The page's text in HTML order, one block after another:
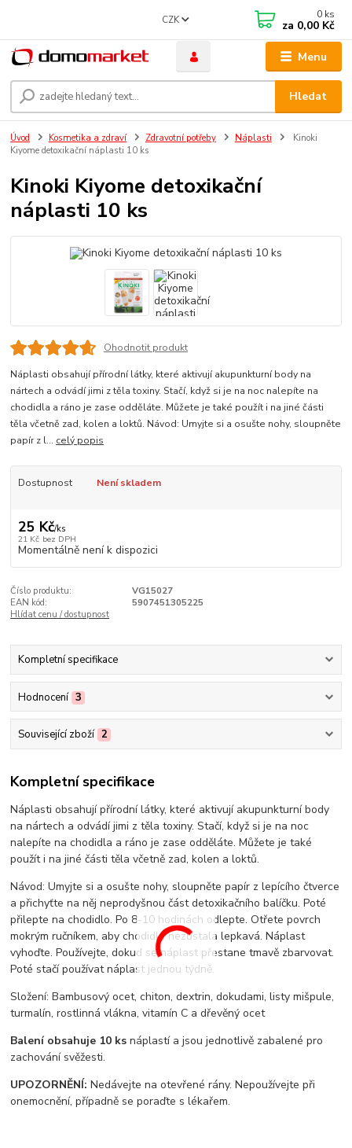
Menu
CZK
Hledat
0 ks
za 0,00 Kč
Úvod Kosmetika a zdraví Zdravotní potřeby Náplasti
Kinoki
Kiyome detoxikační náplasti 10 ks
Kinoki Kiyome detoxikační
náplasti 10 ks
Ohodnotit produkt
Náplasti obsahují přírodní látky, které aktivují akupunkturní body na
nártech a odvádí jimi z těla toxiny. Stačí, když si je na noc nalepíte na
chodidla a ráno je zase odděláte. Můžete je také použít i na jiné části
těla včetně zad, kolen a loktů. Návod: Umyjte si a osušte nohy, sloupněte
papír z l... celý popis
Dostupnost Není skladem
25 Kč/ks
21 Kč bez DPH
Momentálně není k dispozici
Číslo produktu:
VG15027
EAN kód:
5907451305225
Hlídat cenu / dostupnost
Kompletní specifikace
Hodnocení 3
Související zboží 2
Kompletní specifikace
Náplasti obsahují přírodní látky, které aktivují akupunkturní body
na nártech a odvádí jimi z těla toxiny. Stačí, když si je na noc
nalepíte na chodidla a ráno je zase odděláte. Můžete je také
použít i na jiné části těla včetně zad, kolen a loktů.
Návod: Umyjte si a osušte nohy, sloupněte papír z lepícího čtverce
a přichyťte na něj neprodyšnou část detoxikačního balíčku. Poté
přilepte na chodidlo. Po 8-10 hodinách odlepte. Otřete povrch
mokrým ručníkem, aby chodidla nezůstala lepkavá. Náplast
vyhoďte. Používejte, dokud se náplast přestane tmavě zbarvovat.
Poté stačí používat náplast jednou týdně.
Složení: Bambusový ocet, chiton, dextrin, dokudami, listy mišpule,
turmalín, rostlinná vlákna, vitamín C a dřevěný ocet
Balení obsahuje 10 ks náplastí a jsou jednotlivě zabalené pro
zachování svěžesti.
UPOZORNĚNÍ: Nedávejte na otevřené rány. Nepoužívejte při
onemocnění, případně se poraďte s lékařem.